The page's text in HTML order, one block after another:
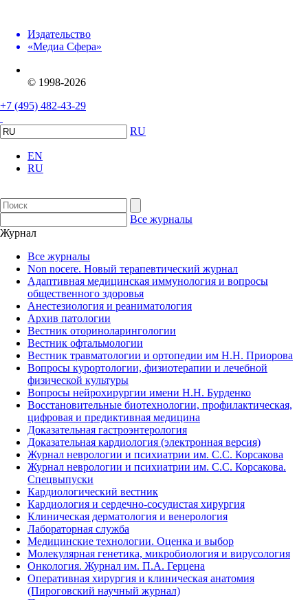
Издательство
«Медиа Сфера»
© 1998-2026
+7 (495) 482-43-29
RU
EN
RU
Все журналы
Журнал
Все журналы
Non nocere. Новый терапевтический журнал
Адаптивная медицинская иммунология и вопросы
общественного здоровья
Анестезиология и реаниматология
Архив патологии
Вестник оториноларингологии
Вестник офтальмологии
Вестник травматологии и ортопедии им Н.Н. Приорова
Вопросы курортологии, физиотерапии и лечебной
физической культуры
Вопросы нейрохирургии имени Н.Н. Бурденко
Восстановительные биотехнологии, профилактическая,
цифровая и предиктивная медицина
Доказательная гастроэнтерология
Доказательная кардиология (электронная версия)
Журнал неврологии и психиатрии им. С.С. Корсакова
Журнал неврологии и психиатрии им. С.С. Корсакова.
Спецвыпуски
Кардиологический вестник
Кардиология и сердечно-сосудистая хирургия
Клиническая дерматология и венерология
Лабораторная служба
Медицинские технологии. Оценка и выбор
Молекулярная генетика, микробиология и вирусология
Онкология. Журнал им. П.А. Герцена
Оперативная хирургия и клиническая анатомия
(Пироговский научный журнал)